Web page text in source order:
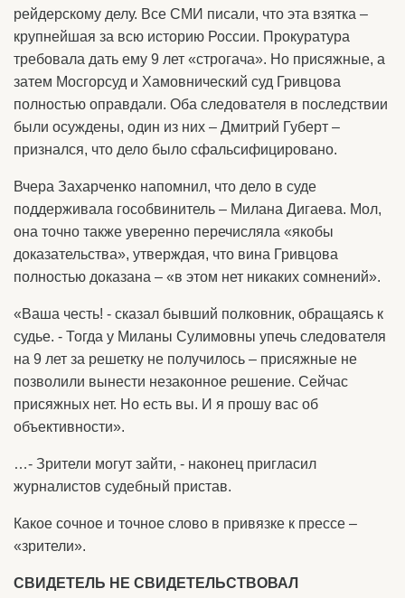
рейдерскому делу. Все СМИ писали, что эта взятка –
крупнейшая за всю историю России. Прокуратура
требовала дать ему 9 лет «строгача». Но присяжные, а
затем Мосгорсуд и Хамовнический суд Гривцова
полностью оправдали. Оба следователя в последствии
были осуждены, один из них – Дмитрий Губерт –
признался, что дело было сфальсифицировано.
Вчера Захарченко напомнил, что дело в суде
поддерживала гособвинитель – Милана Дигаева. Мол,
она точно также уверенно перечисляла «якобы
доказательства», утверждая, что вина Гривцова
полностью доказана – «в этом нет никаких сомнений».
«Ваша честь! - сказал бывший полковник, обращаясь к
судье. - Тогда у Миланы Сулимовны упечь следователя
на 9 лет за решетку не получилось – присяжные не
позволили вынести незаконное решение. Сейчас
присяжных нет. Но есть вы. И я прошу вас об
объективности».
…- Зрители могут зайти, - наконец пригласил
журналистов судебный пристав.
Какое сочное и точное слово в привязке к прессе –
«зрители».
СВИДЕТЕЛЬ НЕ СВИДЕТЕЛЬСТВОВАЛ